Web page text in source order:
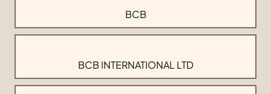
BCB
BCB INTERNATIONAL LTD